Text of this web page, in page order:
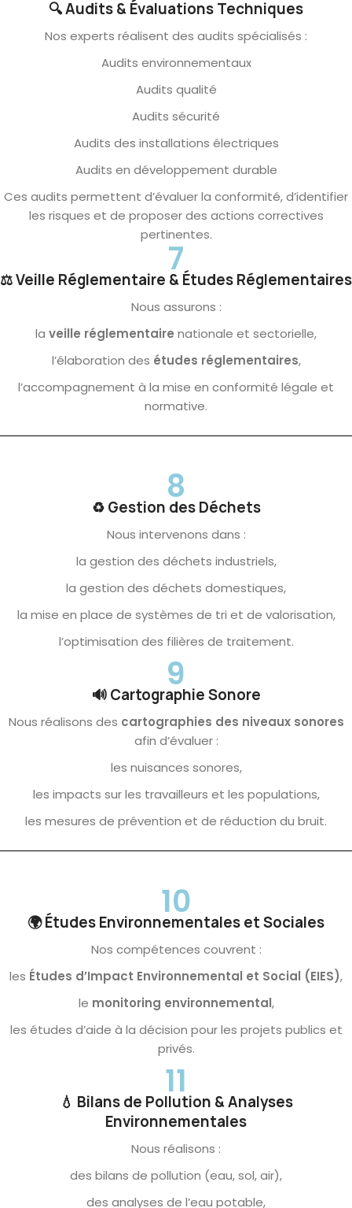
🔍 Audits & Évaluations Techniques
Nos experts réalisent des audits spécialisés :
Audits environnementaux
Audits qualité
Audits sécurité
Audits des installations électriques
Audits en développement durable
Ces audits permettent d’évaluer la conformité, d’identifier
les risques et de proposer des actions correctives
pertinentes.
7
⚖️ Veille Réglementaire & Études Réglementaires
Nous assurons :
la veille réglementaire nationale et sectorielle,
l’élaboration des études réglementaires,
l’accompagnement à la mise en conformité légale et
normative.
8
♻️ Gestion des Déchets
Nous intervenons dans :
la gestion des déchets industriels,
la gestion des déchets domestiques,
la mise en place de systèmes de tri et de valorisation,
l’optimisation des filières de traitement.
9
🔊 Cartographie Sonore
Nous réalisons des cartographies des niveaux sonores
afin d’évaluer :
les nuisances sonores,
les impacts sur les travailleurs et les populations,
les mesures de prévention et de réduction du bruit.
10
🌍 Études Environnementales et Sociales
Nos compétences couvrent :
les Études d’Impact Environnemental et Social (EIES),
le monitoring environnemental,
les études d’aide à la décision pour les projets publics et
privés.
11
💧 Bilans de Pollution & Analyses
Environnementales
Nous réalisons :
des bilans de pollution (eau, sol, air),
des analyses de l’eau potable,